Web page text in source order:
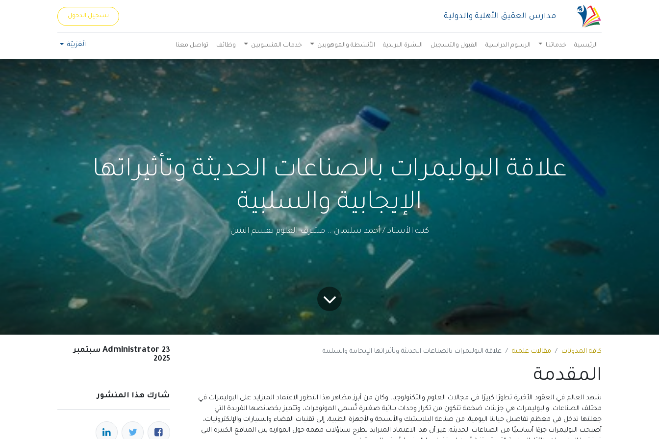
مدارس العقيق الأهلية والدولية تسجيل الدخول
الرئيسية خدماتنـا الرسوم الدراسية القبول والتسجيل النشرة البريدية الأنشطة والموهوبين خدمات المنسوبين وظائف تواصل معنا الْعَرَبيّة
علاقة البوليمرات بالصناعات الحديثة وتأثيراتها
الإيجابية والسلبية
كتبه الأستاذ / أحمد سليمان .. مشرف العلوم بقسم البنين
كافة المدونات مقالات علمية علاقة البوليمرات بالصناعات الحديثة وتأثيراتها الإيجابية والسلبية
المقدمة
شهد العالم في العقود الأخيرة تطورًا كبيرًا في مجالات العلوم والتكنولوجيا، وكان من أبرز مظاهر هذا التطور الاعتماد المتزايد على البوليمرات في
مختلف الصناعات. والبوليمرات هي جزيئات ضخمة تتكون من تكرار وحدات بنائية صغيرة تُسمى المونومرات، وتتميز بخصائصها الفريدة التي
جعلتها تدخل في معظم تفاصيل حياتنا اليومية. من صناعة البلاستيك والأنسجة والأجهزة الطبية، إلى تقنيات الفضاء والسيارات والإلكترونيات،
أصبحت البوليمرات جزءًا أساسيًا من الصناعات الحديثة. غير أن هذا الاعتماد المتزايد يطرح تساؤلات مهمة حول الموازنة بين المنافع الكبيرة التي
Administrator 23 سبتمبر
2025
شارك هذا المنشور